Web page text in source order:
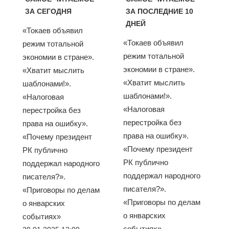
ЗА СЕГОДНЯ
«Токаев объявил
режим тотальной
экономии в стране».
«Хватит мыслить
шаблонами!».
«Налоговая
перестройка без
права на ошибку».
«Почему президент
РК публично
поддержал народного
писателя?».
«Приговоры по делам
о январских
событиях»
ЗА ПОСЛЕДНИЕ 10
ДНЕЙ
«Токаев объявил
режим тотальной
экономии в стране».
«Хватит мыслить
шаблонами!».
«Налоговая
перестройка без
права на ошибку».
«Почему президент
РК публично
поддержал народного
писателя?».
«Приговоры по делам
о январских